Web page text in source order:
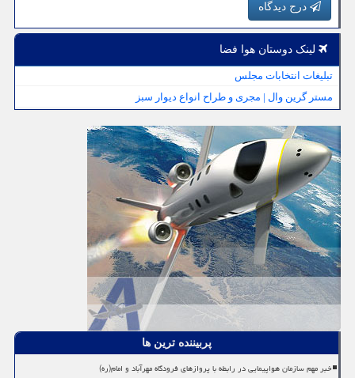
درج دیدگاه
لینک دوستان هوا فضا
تبلیغات انتخابات مجلس
مستر گرین وال | مجری و طراح انواع دیوار سبز
پربیننده ترین ها
خبر مهم سازمان هواپیمایی در رابطه با پروازهای فرودگاه مهرآباد و امام(ره)